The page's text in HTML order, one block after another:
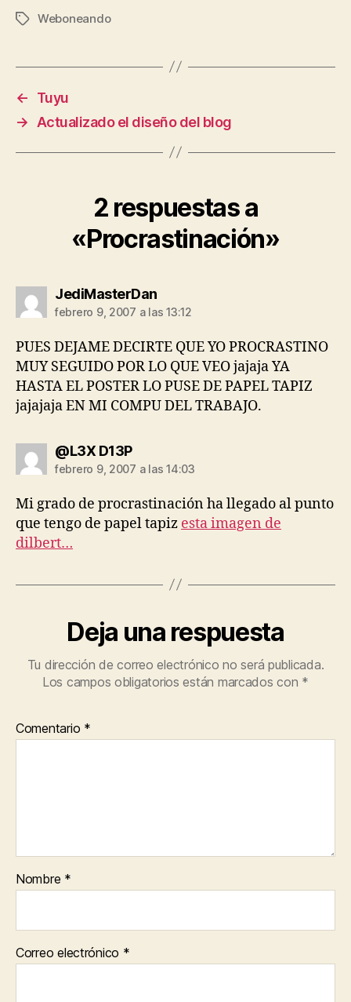
Etiquetas
Weboneando
←
Tuyu
→
Actualizado el diseño del blog
2 respuestas a
«Procrastinación»
JediMasterDandice:
febrero 9, 2007 a las 13:12
PUES DEJAME DECIRTE QUE YO PROCRASTINO
MUY SEGUIDO POR LO QUE VEO jajaja YA
HASTA EL POSTER LO PUSE DE PAPEL TAPIZ
jajajaja EN MI COMPU DEL TRABAJO.
@L3X D13Pdice:
febrero 9, 2007 a las 14:03
Mi grado de procrastinación ha llegado al punto
que tengo de papel tapiz esta imagen de
dilbert…
Deja una respuesta
Tu dirección de correo electrónico no será publicada.
Los campos obligatorios están marcados con *
Comentario *
Nombre *
Correo electrónico *